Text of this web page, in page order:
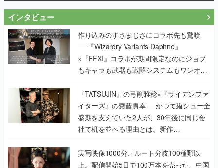
インタビュー
作り込みのすさまじさにコラボ先も驚嘆
──『Wizardry Variants Daphne』
×『FFXI』コラボが期間限定なのにジョブ
もキャラも武器も戦闘システムもワンオフ
で作り込まれた理由を両ディレクターに聞
く
『TATSUJIN』の弓削雅稔×『ライデンファ
イターズ』の齋藤貴幸──かつて縦シュー全
盛期を支えていた2人が、30年後に同じ会
社で机を並べる理由とは。新作
『TATSUJIN EXTREME』で初タッグを組
んだレジェンド2人に訊く開発秘話
実写映像1000分、ルート分岐100種類以
上。配信開始5日で100万本を売った、中国